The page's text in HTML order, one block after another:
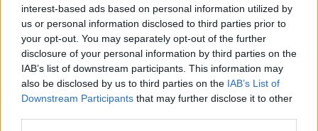
interest-based ads based on personal information utilized by
us or personal information disclosed to third parties prior to
your opt-out. You may separately opt-out of the further
disclosure of your personal information by third parties on the
IAB’s list of downstream participants. This information may
also be disclosed by us to third parties on the IAB’s List of
Downstream Participants that may further disclose it to other
Το ολοκαίνουριο Tucson Plug-in Hybrid είναι
ήδη διαθέσιμο στην ελληνική αγορά σε δύο
εκδόσεις 4x4 με τιμή εκκίνησης τα 44.990 ευρώ.
Αντίστοιχα η δεύτερη έκδοση διατίθεται στα